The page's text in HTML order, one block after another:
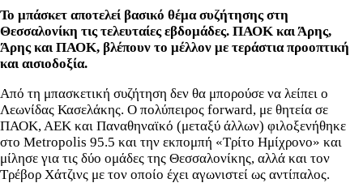
Το μπάσκετ αποτελεί βασικό θέμα συζήτησης στη
Θεσσαλονίκη τις τελευταίες εβδομάδες. ΠΑΟΚ και Άρης,
Άρης και ΠΑΟΚ, βλέπουν το μέλλον με τεράστια προοπτική
και αισιοδοξία.
Από τη μπασκετική συζήτηση δεν θα μπορούσε να λείπει ο
Λεωνίδας Κασελάκης. Ο πολύπειρος forward, με θητεία σε
ΠΑΟΚ, ΑΕΚ και Παναθηναϊκό (μεταξύ άλλων) φιλοξενήθηκε
στο Metropolis 95.5 και την εκπομπή «Τρίτο Ημίχρονο» και
μίλησε για τις δύο ομάδες της Θεσσαλονίκης, αλλά και τον
Τρέβορ Χάτζινς με τον οποίο έχει αγωνιστεί ως αντίπαλος.